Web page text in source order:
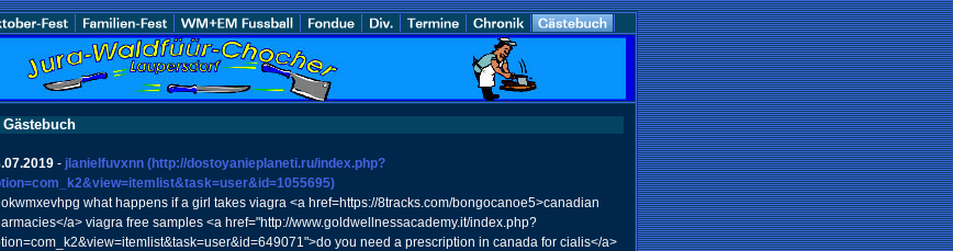
Gästebuch
- jlanielfuvxnn (http://dostoyanieplaneti.ru/index.php?
what happens if a girl takes viagra <a href=https://8tracks.com/bongocanoe5>canadian
a> viagra free samples <a href="http://www.goldwellnessacademy.it/index.php?
you need a prescription in canada for cialis</a>